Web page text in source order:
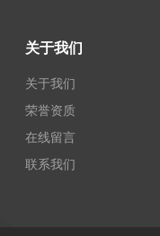
关于我们
关于我们
荣誉资质
在线留言
联系我们